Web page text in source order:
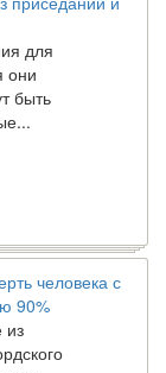
для
они
90%
из